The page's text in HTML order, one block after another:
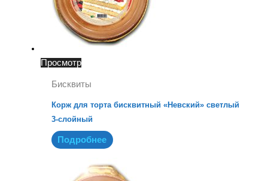
Просмотр
Бисквиты
Корж для торта бисквитный «Невский» светлый
3-слойный
Подробнее